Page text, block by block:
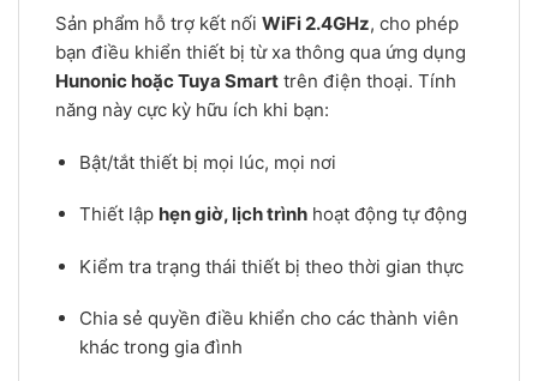
Sản phẩm hỗ trợ kết nối WiFi 2.4GHz, cho phép
bạn điều khiển thiết bị từ xa thông qua ứng dụng
Hunonic hoặc Tuya Smart trên điện thoại. Tính
năng này cực kỳ hữu ích khi bạn:
Bật/tắt thiết bị mọi lúc, mọi nơi
Thiết lập hẹn giờ, lịch trìnhhoạt động tự động
Kiểm tra trạng thái thiết bị theo thời gian thực
Chia sẻ quyền điều khiển cho các thành viên
khác trong gia đình